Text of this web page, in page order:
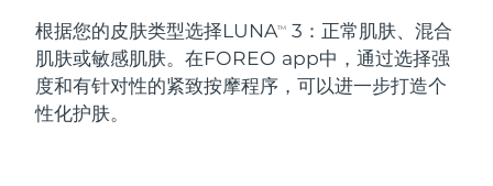
根据您的皮肤类型选择LUNATM
3：正常肌肤、混合
肌肤或敏感肌肤。在FOREO app中，通过选择强
度和有针对性的紧致按摩程序，可以进一步打造个
性化护肤。